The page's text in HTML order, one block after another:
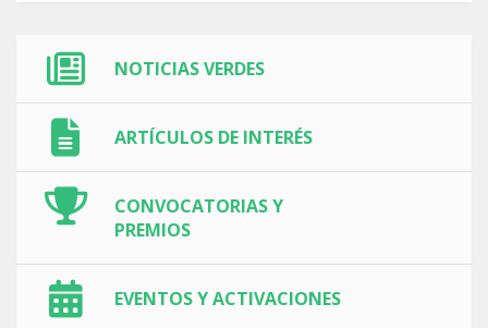
NOTICIAS VERDES
ARTÍCULOS DE INTERÉS
CONVOCATORIAS Y
PREMIOS
EVENTOS Y ACTIVACIONES